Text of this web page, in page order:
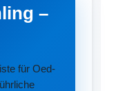
–
für Oed-